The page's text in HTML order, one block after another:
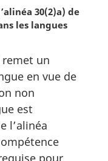
30(2)a) de
les langues
un
en vue de
non
est
l’alinéa